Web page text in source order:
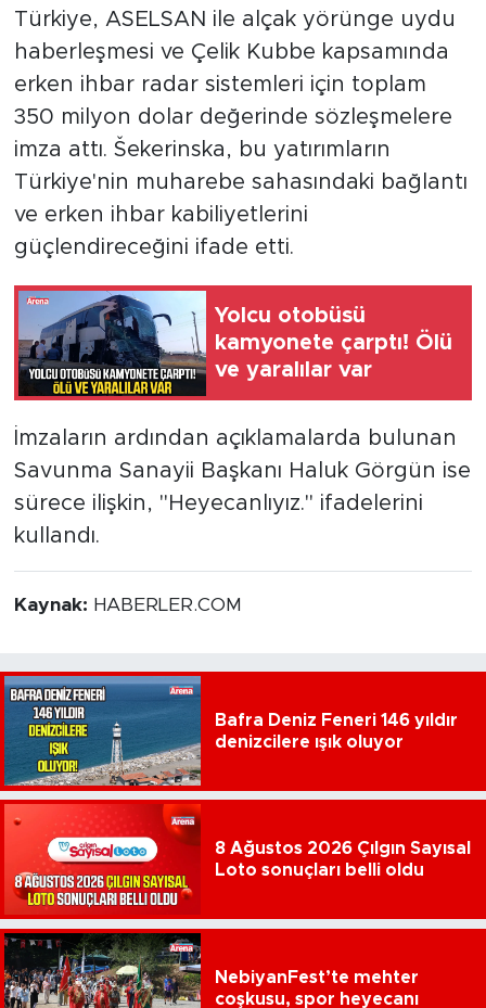
Türkiye, ASELSAN ile alçak yörünge uydu
haberleşmesi ve Çelik Kubbe kapsamında
erken ihbar radar sistemleri için toplam
350 milyon dolar değerinde sözleşmelere
imza attı. Šekerinska, bu yatırımların
Türkiye'nin muharebe sahasındaki bağlantı
ve erken ihbar kabiliyetlerini
güçlendireceğini ifade etti.
Yolcu otobüsü
kamyonete çarptı! Ölü
ve yaralılar var
İmzaların ardından açıklamalarda bulunan
Savunma Sanayii Başkanı Haluk Görgün ise
sürece ilişkin, "Heyecanlıyız." ifadelerini
kullandı.
Kaynak: HABERLER.COM
Bafra Deniz Feneri 146 yıldır
denizcilere ışık oluyor
8 Ağustos 2026 Çılgın Sayısal
Loto sonuçları belli oldu
NebiyanFest’te mehter
coşkusu, spor heyecanı